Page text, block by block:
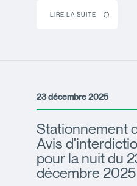
LIRE LA SUITE
23 décembre 2025
Stationnement
Avis
pour la nuit du
décembre 2025